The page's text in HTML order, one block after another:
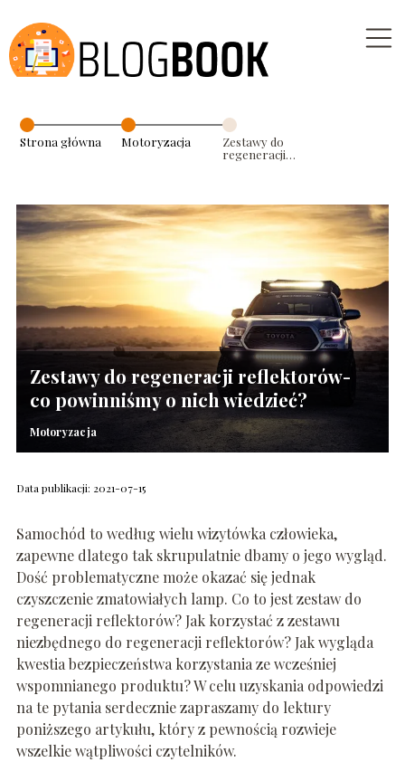
Strona główna Motoryzacja
Zestawy do
regeneracji
Zestawy do regeneracji reflektorów-
co powinniśmy o nich wiedzieć?
Motoryzacja
Data publikacji: 2021-07-15
Samochód to według wielu wizytówka człowieka,
zapewne dlatego tak skrupulatnie dbamy o jego wygląd.
Dość problematyczne może okazać się jednak
czyszczenie zmatowiałych lamp. Co to jest zestaw do
regeneracji reflektorów? Jak korzystać z zestawu
niezbędnego do regeneracji reflektorów? Jak wygląda
kwestia bezpieczeństwa korzystania ze wcześniej
wspomnianego produktu? W celu uzyskania odpowiedzi
na te pytania serdecznie zapraszamy do lektury
poniższego artykułu, który z pewnością rozwieje
wszelkie wątpliwości czytelników.